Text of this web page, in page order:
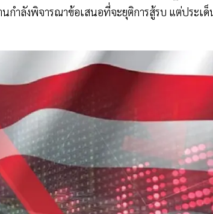
นกำลังพิจารณาข้อเสนอที่จะยุติการสู้รบ แต่ประเ